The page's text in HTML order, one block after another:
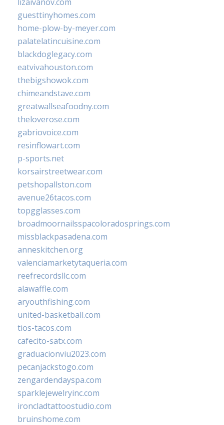
guesttinyhomes.com
home-plow-by-meyer.com
palatelatincuisine.com
blackdoglegacy.com
eatvivahouston.com
thebigshowok.com
chimeandstave.com
greatwallseafoodny.com
theloverose.com
gabriovoice.com
resinflowart.com
p-sports.net
korsairstreetwear.com
petshopallston.com
avenue26tacos.com
topgglasses.com
broadmoornailsspacoloradosprings.com
missblackpasadena.com
anneskitchen.org
valenciamarketytaqueria.com
reefrecordsllc.com
alawaffle.com
aryouthfishing.com
united-basketball.com
tios-tacos.com
cafecito-satx.com
graduacionviu2023.com
pecanjackstogo.com
zengardendayspa.com
sparklejewelryinc.com
ironcladtattoostudio.com
bruinshome.com